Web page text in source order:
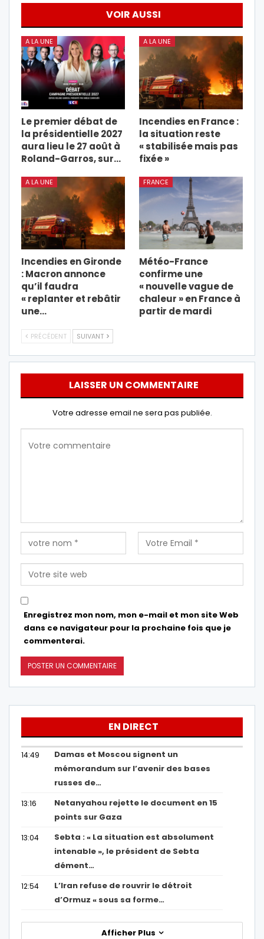
VOIR AUSSI
A LA UNE
Le premier débat de
la présidentielle 2027
aura lieu le 27 août à
Roland-Garros, sur…
A LA UNE
Incendies en France :
la situation reste
« stabilisée mais pas
fixée »
A LA UNE
Incendies en Gironde
: Macron annonce
qu’il faudra
« replanter et rebâtir
une…
FRANCE
Météo-France
confirme une
« nouvelle vague de
chaleur » en France à
partir de mardi
PRÉCÉDENT SUIVANT
LAISSER UN COMMENTAIRE
Votre adresse email ne sera pas publiée.
Enregistrez mon nom, mon e-mail et mon site Web
dans ce navigateur pour la prochaine fois que je
commenterai.
EN DIRECT
14:49
Damas et Moscou signent un
mémorandum sur l’avenir des bases
russes de…
13:16
Netanyahou rejette le document en 15
points sur Gaza
13:04
Sebta : « La situation est absolument
intenable », le président de Sebta
dément…
12:54
L’Iran refuse de rouvrir le détroit
d’Ormuz « sous sa forme…
Afficher Plus